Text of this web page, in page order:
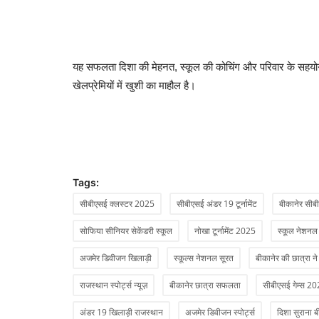
यह सफलता दिशा की मेहनत, स्कूल की कोचिंग और परिवार के
खेलप्रेमियों में खुशी का माहौल है।
Tags:
सीबीएसई क्लस्टर 2025
सीबीएसई अंडर 19 टूर्नामेंट बीकानेर
सोफिया सीनियर सेकेंडरी स्कूल नोखा टूर्नामेंट 2025 स्कूल नेशनल
अजमेर डिवीजन खिलाड़ी स्कूल्स नेशनल सूरत बीकानेर की छात्रा
राजस्थान स्पोर्ट्स न्यूज़ बीकानेर छात्रा सफलता सीबीएसई गेम्स
अंडर 19 खिलाड़ी राजस्थान अजमेर डिवीजन स्पोर्ट्स दिशा सुराना